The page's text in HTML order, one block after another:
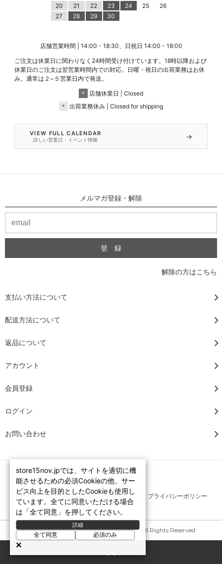
20
21 22 23 24 25
26
27
28 29 30
店舗営業時間 | 14:00 - 18:30、日祝日 14:00 - 18:00
ご注文は休業日に関わりなく24時間受け付けています。18時以降および
休業日のご注文は翌営業時間内での対応。日曜・祝日の出荷業務はお休
み。通常は２~５営業日内で発送。
＊
店舗休業日 | Closed
＊
出荷業務休み | Closed for shipping
VIEW FULL CALENDAR
詳しい営業日・イベント情報 →
メルマガ登録・解除
解除の方はこちら
支払い方法について
配送方法について
返品について
アカウント
会員登録
ログイン
お問い合わせ
RSS / ATOM 特定商法取引法に基づく表記 プライバシーポリシー
Copyright © 2007-2026 STORE15NOV. All Rights Reserved.
store15nov.jpでは、サイトを適切に機
能させるための必須Cookieの他、サー
ビス向上を目的としたCookieも使用し
ています。全てに同意いただける場合
は「全て同意」を押してください。
詳細
全て同意
必須のみ
×